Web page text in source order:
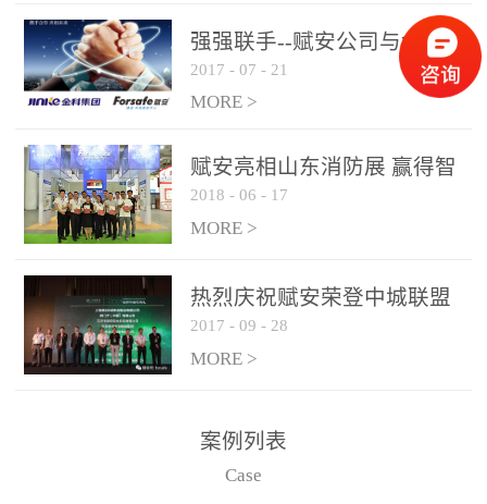
是针对这种高大空间建筑
物的消防设施、设备通过
现场图像的实时获取、预
处理和特征提取分析，实
现火焰的跟踪和识别。能
更早的进行预警，达到早
报早防的效果。 系统构
成示意图： 图像型火灾
和监控端两大部分组成。
两者之间通过以太网相
联，一台监控主机最多可
从监控主机上获取，最多
只能接6台，超过的需从现
强强联手--赋安公司与金科
集团达成战略合作协议
2017 - 07 - 21
MORE >
赋安亮相山东消防展 赢得智
慧消防新荣耀
2018 - 06 - 17
MORE >
热烈庆祝赋安荣登中城联盟
联合采购战略合作平台
2017 - 09 - 28
MORE >
案例列表
Case